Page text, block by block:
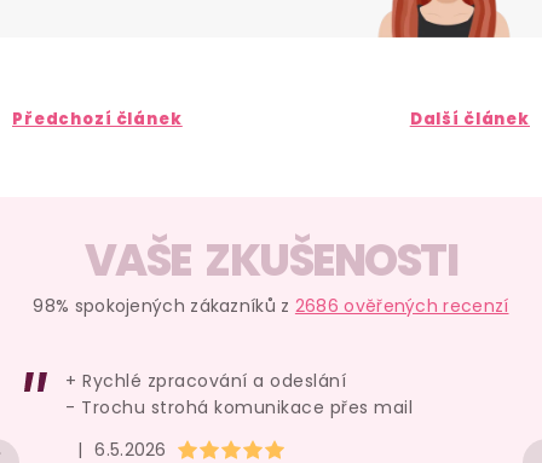
Předchozí článek Další článek
VAŠE ZKUŠENOSTI
98% spokojených zákazníků z 2686 ověřených recenzí
Hodnocení obchodu je 5 z 5 hvězdiček.
| 6.5.2026
+ Rychlé zpracování a odeslání
- Trochu strohá komunikace přes mail